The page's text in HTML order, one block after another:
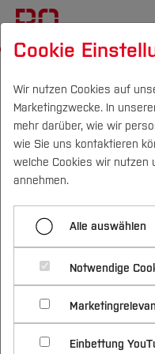
Campus
Studium
Vor dem
Bewerben &
Im Studium
Studienbüros
Nach dem
Forschung
Profil
Forschungs-
Schwerpunkte
Beratung &
Nachhaltigkeit
International
Fachgebiete
Labor für
Aktuelles
GH2GH auf
2025:
für
Cookie
Wir nutzen Cookies auf
Marketingzwecke. In
mehr darüber, wie wir
wie Sie uns kontaktieren
welche Cookies wir nutzen
annehmen.
Alle auswählen
Notwendige
Einbettung